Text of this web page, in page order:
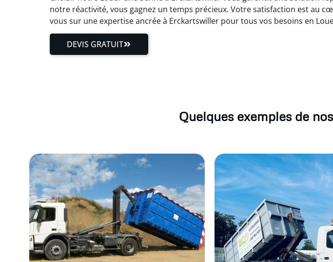
notre réactivité, vous gagnez un temps précieux. Votre satisfaction est au
vous sur une expertise ancrée à Erckartswiller pour tous vos besoins en
DEVIS GRATUIT
Quelques exemples de